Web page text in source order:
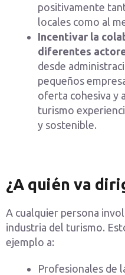
positivamente
locales como al
Incentivar la
diferentes
desde
pequeños
oferta cohesiva y
turismo
y sostenible.
¿A quién va
A cualquier persona
industria del turismo.
ejemplo a:
Profesionales de